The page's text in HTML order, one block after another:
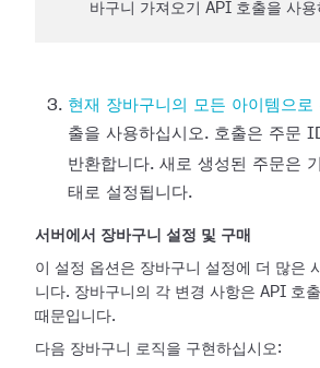
바구니 가져오기 API 호출을 사용
현재 장바구니의 모든 아이템으로
출을 사용하십시오. 호출은 주문
반환합니다. 새로 생성된 주문은
태로 설정됩니다.
서버에서 장바구니 설정 및 구매
이 설정 옵션은 장바구니 설정에 더 많은
니다. 장바구니의 각 변경 사항은 API 호
때문입니다.
다음 장바구니 로직을 구현하십시오: